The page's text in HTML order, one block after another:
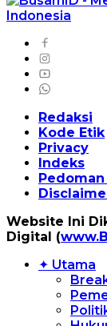
Redaksi
Kode Etik
Privacy
Indeks
Website Ini
Digital (
✦ Utama